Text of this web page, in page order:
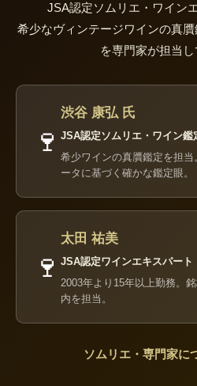
JSA認定ソムリエ・ワイン
希少なヴィンテージワインの真
を専門家が担当し
🍷
渋谷 康弘 氏
JSA認定ソムリエ・ワイン鑑
希少ワインの真贋鑑定を担
ータに基づく確かな鑑定眼。
🍷
太田 祐美
JSA認定ワインエキスパート
2003年より15年以上勤務。
内を担当。
ソムリエ・専門家に